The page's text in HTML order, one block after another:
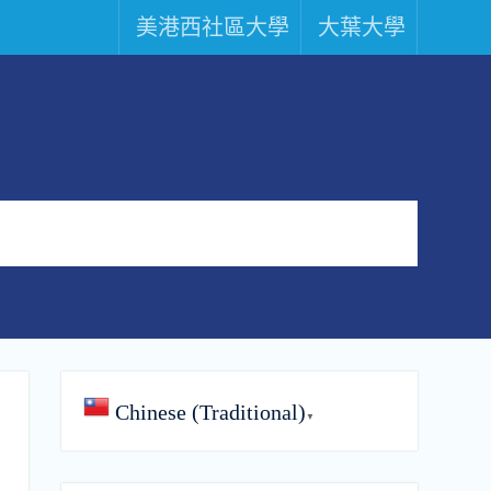
美港西社區大學 大葉大學
Chinese (Traditional) ▼